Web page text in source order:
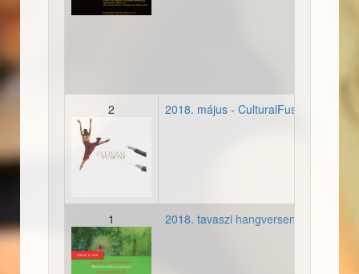
2
20180528-cultralfusions-
2018. május - CulturalFusions
1
20180511-tavasz-
2018. tavaszi hangverseny